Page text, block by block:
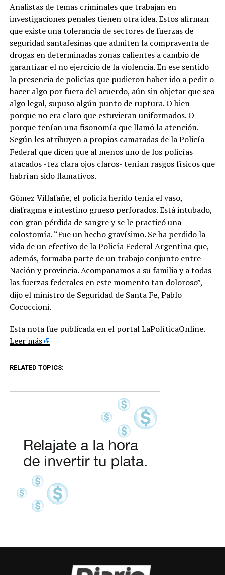
Analistas de temas criminales que trabajan en
investigaciones penales tienen otra idea. Estos afirman
que existe una tolerancia de sectores de fuerzas de
seguridad santafesinas que admiten la compraventa de
drogas en determinadas zonas calientes a cambio de
garantizar el no ejercicio de la violencia. En ese sentido
la presencia de policías que pudieron haber ido a pedir o
hacer algo por fuera del acuerdo, aún sin objetar que sea
algo legal, supuso algún punto de ruptura. O bien
porque no era claro que estuvieran uniformados. O
porque tenían una fisonomía que llamó la atención.
Según les atribuyen a propios camaradas de la Policía
Federal que dicen que al menos uno de los policías
atacados -tez clara ojos claros- tenían rasgos físicos que
habrían sido llamativos.
Gómez Villafañe, el policía herido tenía el vaso,
diafragma e intestino grueso perforados. Está intubado,
con gran pérdida de sangre y se le practicó una
colostomía. “Fue un hecho gravísimo. Se ha perdido la
vida de un efectivo de la Policía Federal Argentina que,
además, formaba parte de un trabajo conjunto entre
Nación y provincia. Acompañamos a su familia y a todas
las fuerzas federales en este momento tan doloroso”,
dijo el ministro de Seguridad de Santa Fe, Pablo
Cococcioni.
Esta nota fue publicada en el portal LaPolíticaOnline.
Leer más
RELATED TOPICS: